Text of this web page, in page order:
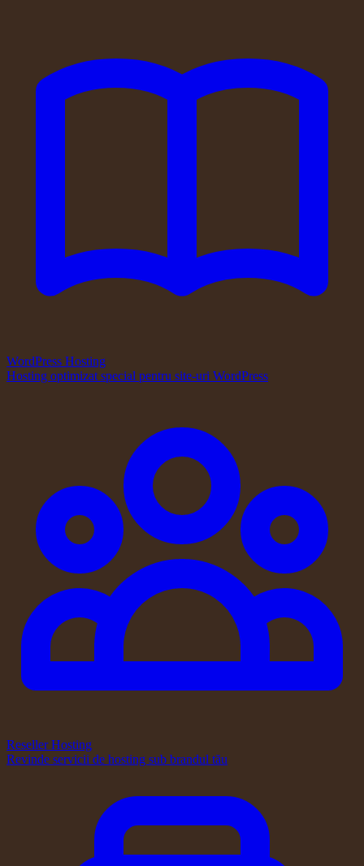
WordPress Hosting
Hosting optimizat special pentru site-uri WordPress
Reseller Hosting
Revinde servicii de hosting sub brandul tău